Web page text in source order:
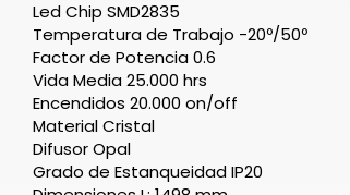
Led Chip SMD2835
Temperatura de Trabajo -20º/50º
Factor de Potencia 0.6
Vida Media 25.000 hrs
Encendidos 20.000 on/off
Material Cristal
Difusor Opal
Grado de Estanqueidad IP20